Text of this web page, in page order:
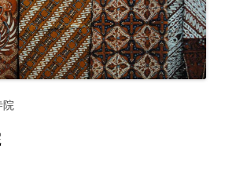
院